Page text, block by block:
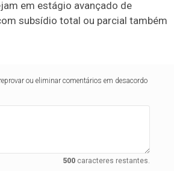
em estágio avançado de
subsídio total ou parcial também
ou eliminar comentários em desacordo
500caracteres restantes.